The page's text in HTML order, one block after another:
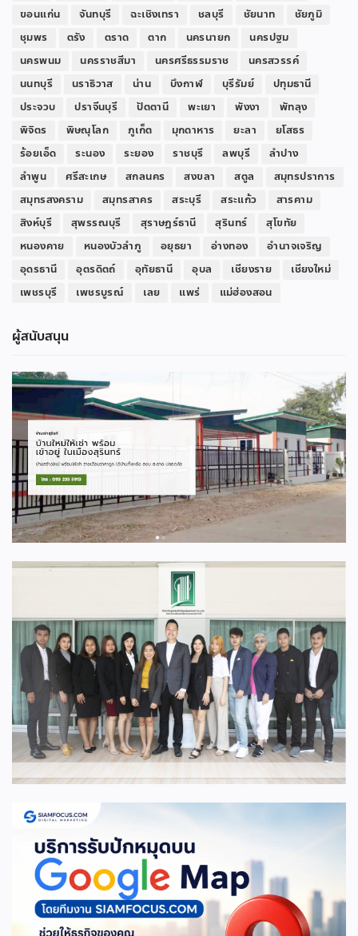
ขอนแก่น
จันทบุรี ฉะเชิงเทรา ชลบุรี ชัยนาท
ชัยภูมิ
ชุมพร
ตรัง ตราด ตาก นครนายก
นครปฐม
นครพนม
นครราชสีมา นครศรีธรรมราช
นครสวรรค์
นนทบุรี
นราธิวาส น่าน บึงกาฬ บุรีรัมย์
ปทุมธานี
ประจวบ
ปราจีนบุรี ปัตตานี พะเยา พังงา
พัทลุง
พิจิตร
พิษณุโลก ภูเก็ต มุกดาหาร ยะลา
ยโสธร
ร้อยเอ็ด
ระนอง ระยอง ราชบุรี ลพบุรี
ลำปาง
ลำพูน
ศรีสะเกษ สกลนคร สงขลา สตูล
สมุทรปราการ
สมุทรสงคราม
สมุทรสาคร สระบุรี สระแก้ว
สารคาม
สิงห์บุรี
สุพรรณบุรี สุราษฎร์ธานี สุรินทร์
สุโขทัย
หนองคาย
หนองบัวลำภู อยุธยา อ่างทอง
อำนาจเจริญ
อุดรธานี
อุตรดิตถ์ อุทัยธานี อุบล เชียงราย
เชียงใหม่
เพชรบุรี
เพชรบูรณ์ เลย แพร่ แม่ฮ่องสอน
ผู้สนับสนุน